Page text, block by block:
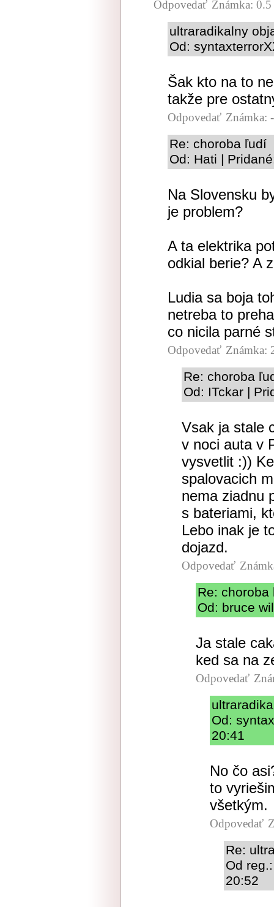
Odpovedať Známka: 0.5
ultraradikalny
Od:
Šak kto na to
takže pre
Odpovedať Známka:
Re: choroba ľudí
Od: Hati |
Na Slovensku
je problem?
A ta elektrika
odkial berie? A
Ludia sa boja
netreba to
co nicila parné
Odpovedať Známka:
Re: choroba
Od: ITckar |
Vsak ja stale
v noci auta v
vysvetlit :))
spalovacich
nema ziadnu
s bateriami,
Lebo inak je
dojazd.
Odpovedať
Re: choroba
Od: bruce
Ja stale
ked sa na
Odpovedať
Od:
20:41
No čo
to
všetkým.
Odpovedať
Re:
Od
20:52